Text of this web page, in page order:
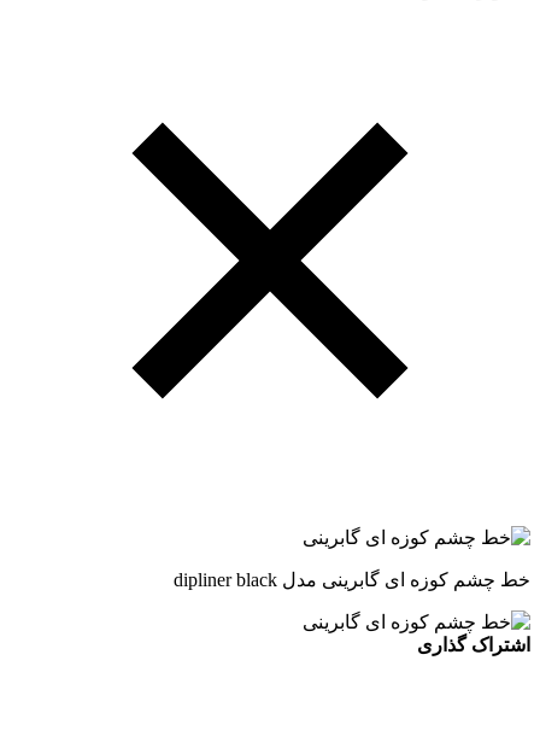
خط چشم کوزه ای گابرینی مدل dipliner black
اشتراک گذاری